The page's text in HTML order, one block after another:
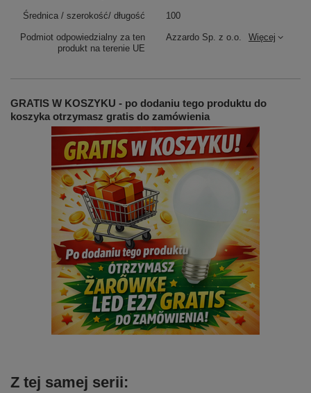
Podmiot odpowiedzialny za ten
produkt na terenie UE
Azzardo Sp. z o.o. Więcej
Średnica / szerokość/ długość 100
GRATIS W KOSZYKU - po dodaniu tego produktu do
koszyka otrzymasz gratis do zamówienia
Z tej samej serii: